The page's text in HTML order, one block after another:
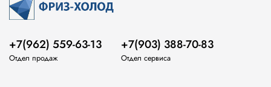
+7(962) 559-63-13
Отдел продаж
+7(903) 388-70-83
Отдел сервиса